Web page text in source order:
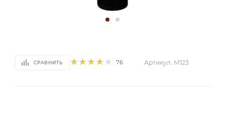
СРАВНИТЬ 76 Артикул: М123